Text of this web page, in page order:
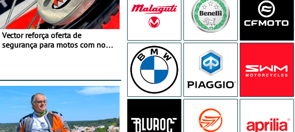
Vector reforça oferta de
segurança para motos com nova